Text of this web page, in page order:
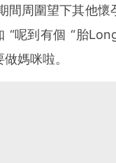
間周圍望下其他
“呢到有個 “胎
媽咪啦。